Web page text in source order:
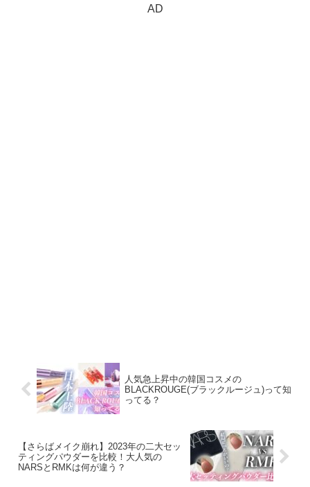
AD
人気急上昇中の韓国コスメの
BLACKROUGE(ブラックルージュ)って知
ってる？
【さらばメイク崩れ】2023年の二大セッ
ティングパウダーを比較！大人気の
NARSとRMKは何が違う？